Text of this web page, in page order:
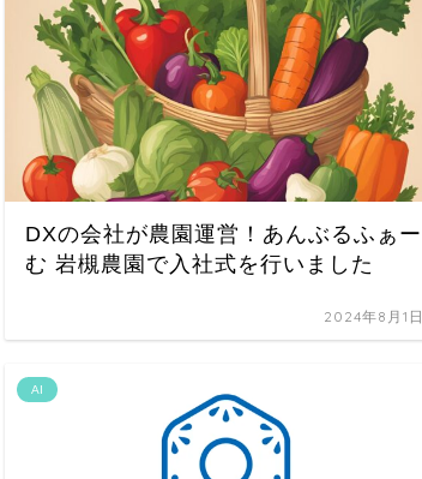
DXの会社が農園運営！あんぶるふぁー
む 岩槻農園で入社式を行いました
2024年8月1日
AI